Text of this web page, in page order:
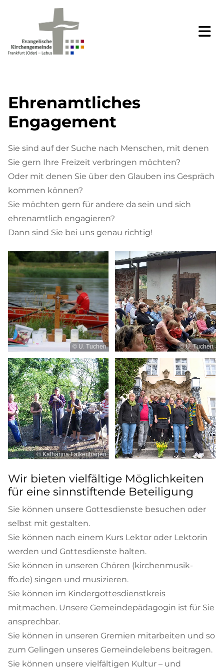
Ehrenamtliches
Engagement
Sie sind auf der Suche nach Menschen, mit denen
Sie gern Ihre Freizeit verbringen möchten?
Oder mit denen Sie über den Glauben ins Gespräch
kommen können?
Sie möchten gern für andere da sein und sich
ehrenamtlich engagieren?
Dann sind Sie bei uns genau richtig!
© U. Tuchen © U. Tuchen
© Katharina Falkenhagen
Wir bieten vielfältige Möglichkeiten
für eine sinnstiftende Beteiligung
Sie können unsere Gottesdienste besuchen oder
selbst mit gestalten.
Sie können nach einem Kurs Lektor oder Lektorin
werden und Gottesdienste halten.
Sie können in unseren Chören (kirchenmusik-
ffo.de) singen und musizieren.
Sie können im Kindergottesdienstkreis
mitmachen. Unsere Gemeindepädagogin ist für Sie
ansprechbar.
Sie können in unseren Gremien mitarbeiten und so
zum Gelingen unseres Gemeindelebens beitragen.
Sie können unsere vielfältigen Kultur – und